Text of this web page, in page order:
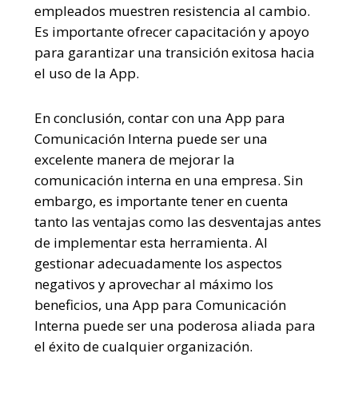
empleados muestren resistencia al cambio.
Es importante ofrecer capacitación y apoyo
para garantizar una transición exitosa hacia
el uso de la App.
En conclusión, contar con una App para
Comunicación Interna puede ser una
excelente manera de mejorar la
comunicación interna en una empresa. Sin
embargo, es importante tener en cuenta
tanto las ventajas como las desventajas antes
de implementar esta herramienta. Al
gestionar adecuadamente los aspectos
negativos y aprovechar al máximo los
beneficios, una App para Comunicación
Interna puede ser una poderosa aliada para
el éxito de cualquier organización.